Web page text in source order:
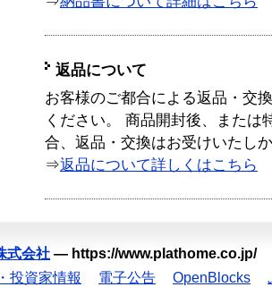
返品について
お客様のご都合による返品・交
ください。 商品開封後、または
合、返品・交換はお受けいたし
⇒返品について詳しくはこちら
式会社 — https://www.plathome.co.jp/
投資家情報 電子公告 OpenBlocks